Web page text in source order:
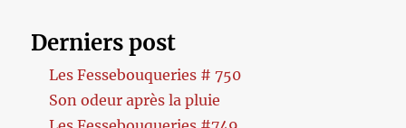
Derniers post
Les Fessebouqueries # 750
Son odeur après la pluie